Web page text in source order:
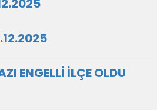
ENGELLİ İLÇE OLDU